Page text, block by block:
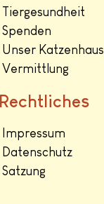
Tiergesundheit
Spenden
Unser Katzenhaus
Vermittlung
Rechtliches
Impressum
Datenschutz
Satzung